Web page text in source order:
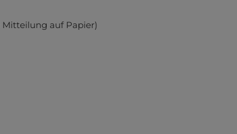
Mitteilung auf Papier)